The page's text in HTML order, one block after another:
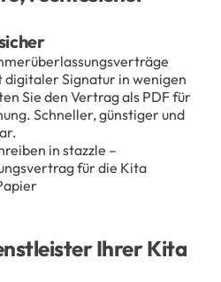
digitaler Signatur in wenigen
Sie den Vertrag als PDF für
Schneller, günstiger und
Ihrer Kita